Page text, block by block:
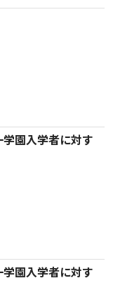
園入学者に対す
園入学者に対す